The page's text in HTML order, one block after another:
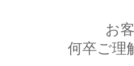
お
何卒ご理